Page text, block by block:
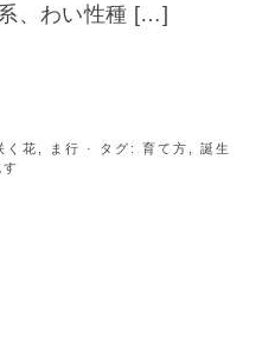
、わい性種 […]
く花 ま行 · タグ:育て方 ,誕生